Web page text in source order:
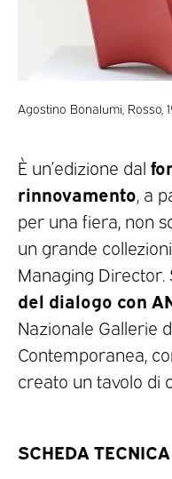
Agostino Bonalumi, Rosso,
È un’edizione dal
rinnovamento, a
per una fiera, non
un grande
Managing Director.
del dialogo con
Nazionale Gallerie
Contemporanea,
creato un tavolo di
SCHEDA TECNICA